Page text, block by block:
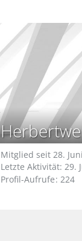
Mitglied seit 28.
Letzte Aktivität: 29.
Profil-Aufrufe 224